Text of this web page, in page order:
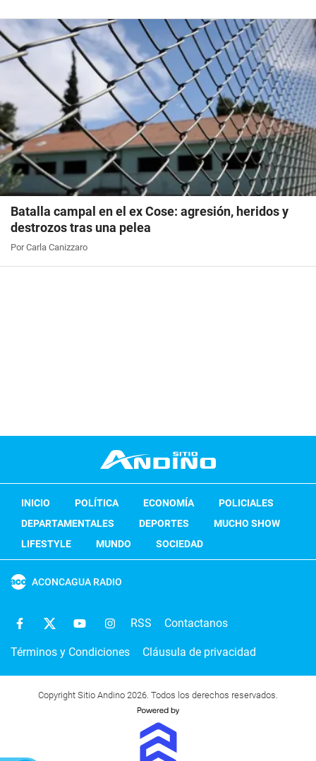
Batalla campal en el ex Cose: agresión, heridos y
destrozos tras una pelea
Por Carla Canizzaro
INICIO POLÍTICA ECONOMÍA
POLICIALES
DEPARTAMENTALES
DEPORTES
MUCHO SHOW
LIFESTYLE
MUNDO SOCIEDAD
ACONCAGUA RADIO
RSS Contactanos
Términos y Condiciones Cláusula de privacidad
Copyright Sitio Andino 2026. Todos los derechos reservados.